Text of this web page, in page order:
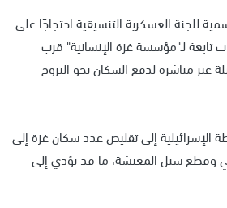
العسكرية التنسيقية احتجاجًا على
تابعة لـ"مؤسسة غزة الإنسانية" قرب
غير مباشرة لدفع السكان نحو النزوح
الإسرائيلية إلى تقليص عدد سكان غزة إلى
وقطع سبل المعيشة، ما قد يؤدي إلى